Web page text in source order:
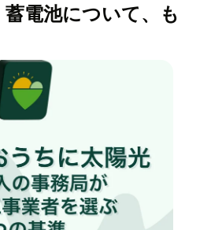
電池について、も